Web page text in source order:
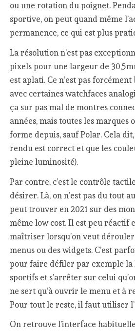
ou une rotation du poignet.
sportive, on peut quand même
permanence, ce qui est plus
La résolution n’est pas
pixels pour une largeur de
est aplati. Ce n’est pas
avec certaines watchfaces
ça sur pas mal de montres
années, mais toutes les marques
forme depuis, sauf Polar. Cela
rendu est correct et que les
pleine luminosité).
Par contre, c’est le contrôle
désirer. Là, on n’est pas du tout
peut trouver en 2021 sur des
même low cost. Il est peu réactif
maîtriser lorsqu’on veut
menus ou des widgets. C’est
pour faire défiler par exemple la
sportifs et s’arrêter sur celui
ne sert qu’à ouvrir le menu et à
Pour tout le reste, il faut utiliser
On retrouve l’interface